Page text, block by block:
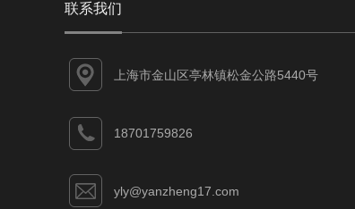
联系我们
上海市金山区亭林镇松金公路5440号
18701759826
yly@yanzheng17.com